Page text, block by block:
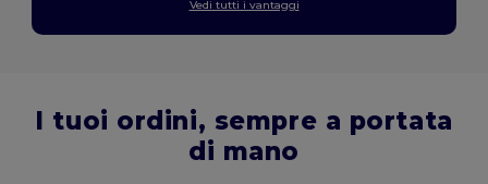
Vedi tutti i vantaggi
I tuoi ordini, sempre a portata
di mano